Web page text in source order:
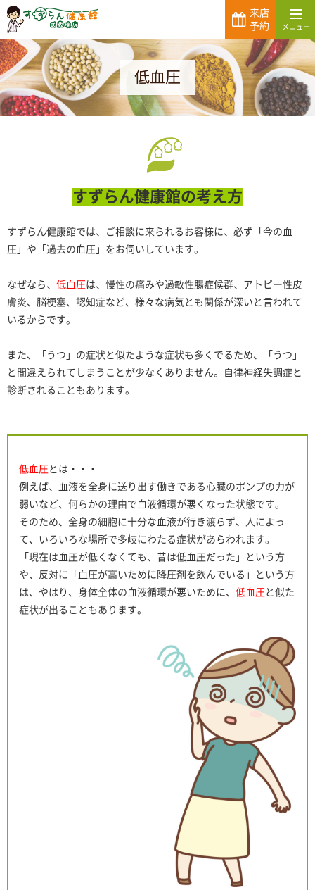
来店
予約
低血圧
すずらん健康館の考え方
すずらん健康館では、ご相談に来られるお客様に、必ず「今の血
圧」や「過去の血圧」をお伺いしています。
なぜなら、 低血圧は、慢性の痛みや過敏性腸症候群、アトピー性皮
膚炎、脳梗塞、認知症など、様々な病気とも関係が深いと言われて
いるからです。
また、「うつ」の症状と似たような症状も多くでるため、「うつ」
と間違えられてしまうことが少なくありません。自律神経失調症と
診断されることもあります。
低血圧とは・・・
例えば、血液を全身に送り出す働きである心臓のポンプの力が
弱いなど、何らかの理由で血液循環が悪くなった状態です。
そのため、全身の細胞に十分な血液が行き渡らず、人によっ
て、いろいろな場所で多岐にわたる症状があらわれます。
「現在は血圧が低くなくても、昔は低血圧だった」という方
や、反対に「血圧が高いために降圧剤を飲んでいる」という方
は、やはり、身体全体の血液循環が悪いために、 低血圧と似た
症状が出ることもあります。